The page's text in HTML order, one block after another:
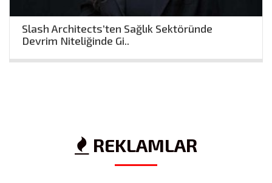
Slash Architects’ten Sağlık Sektöründe
Devrim Niteliğinde Gi..
REKLAMLAR